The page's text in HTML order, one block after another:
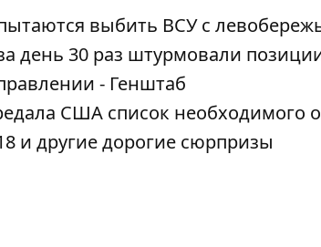
выбить ВСУ с
день 30 раз штурмовали
- Генштаб
США список необходимого
и другие дорогие сюрпризы